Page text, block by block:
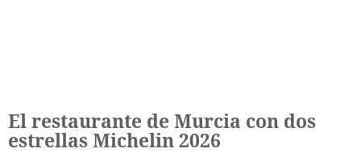
El restaurante de Murcia con dos
estrellas Michelin 2026